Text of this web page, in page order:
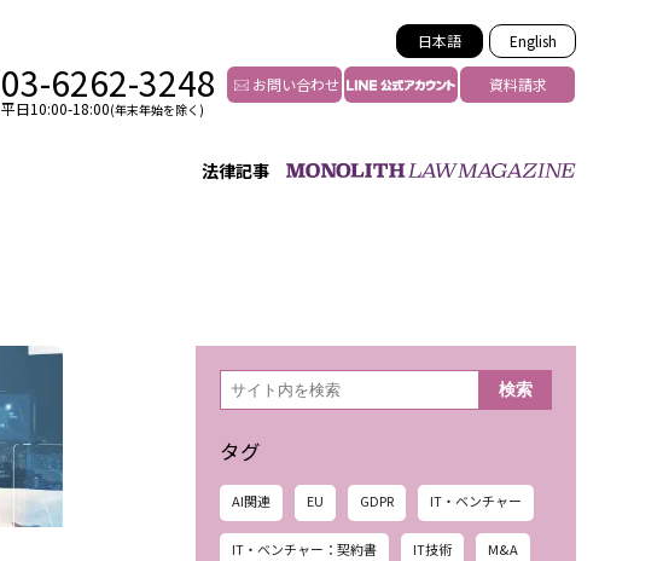
日本語 English
03-6262-3248
平日10:00-18:00(年末年始を除く)
お問い合わせ 資料請求
法律記事
リスティング汚染の削除対策
過去の芸能等活動の削除
YouTube等SNSのM&A
検
索 検索
タグ
AI関連 EU GDPR IT・ベンチャー
IT・ベンチャー：契約書 IT技術 M&A